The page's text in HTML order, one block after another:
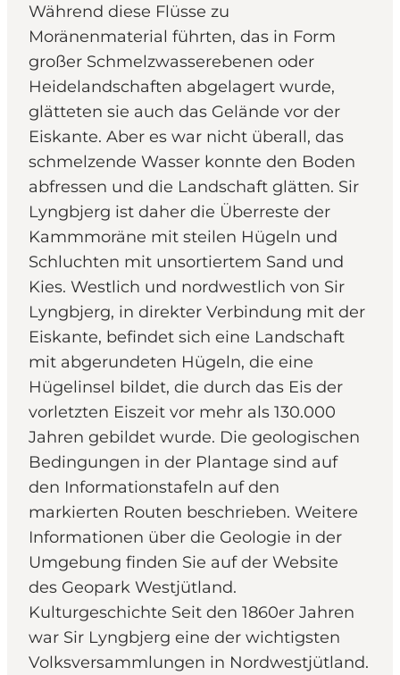
Während diese Flüsse zu
Moränenmaterial führten, das in Form
großer Schmelzwasserebenen oder
Heidelandschaften abgelagert wurde,
glätteten sie auch das Gelände vor der
Eiskante. Aber es war nicht überall, das
schmelzende Wasser konnte den Boden
abfressen und die Landschaft glätten. Sir
Lyngbjerg ist daher die Überreste der
Kammmoräne mit steilen Hügeln und
Schluchten mit unsortiertem Sand und
Kies. Westlich und nordwestlich von Sir
Lyngbjerg, in direkter Verbindung mit der
Eiskante, befindet sich eine Landschaft
mit abgerundeten Hügeln, die eine
Hügelinsel bildet, die durch das Eis der
vorletzten Eiszeit vor mehr als 130.000
Jahren gebildet wurde. Die geologischen
Bedingungen in der Plantage sind auf
den Informationstafeln auf den
markierten Routen beschrieben. Weitere
Informationen über die Geologie in der
Umgebung finden Sie auf der Website
des Geopark Westjütland.
Kulturgeschichte Seit den 1860er Jahren
war Sir Lyngbjerg eine der wichtigsten
Volksversammlungen in Nordwestjütland.